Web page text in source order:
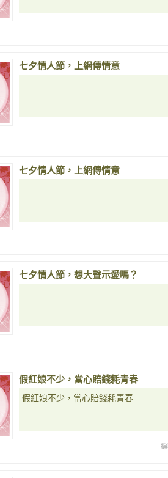
七夕情人節，上網傳情意
七夕情人節，上網傳情意
七夕情人節，想大聲示愛嗎？
假紅娘不少，當心賠錢耗青春
假紅娘不少，當心賠錢耗青春